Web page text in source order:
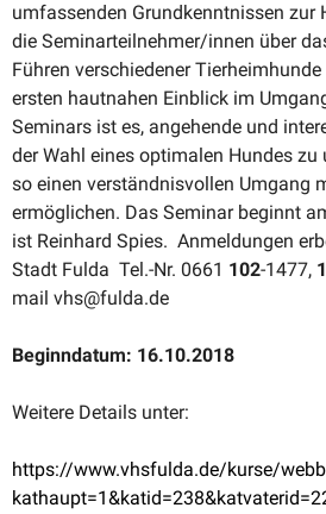
umfas­senden Grund­kennt­nissen zur
die Seminarteilnehmer/innen über
Führen verschie­dener
ersten hautnahen Einblick im
Seminars ist es, angehende und
der Wahl eines optimalen Hundes
so einen verständ­nis­vollen Umgang
ermög­lichen. Das Seminar beginnt
ist Reinhard Spies. Anmel­dungen
Stadt Fulda Tel.-Nr. 0661 102-1477,
mail vhs@fulda.de
Beginn­datum: 16.10.2018
Weitere Details unter:
https://www.vhsfulda.de/kurse/